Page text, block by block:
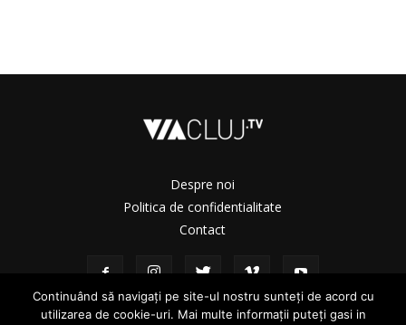
Despre noi
Politica de confidentialitate
Contact
Continuând să navigați pe site-ul nostru sunteți de acord cu
utilizarea de cookie-uri. Mai multe informații puteți gasi in